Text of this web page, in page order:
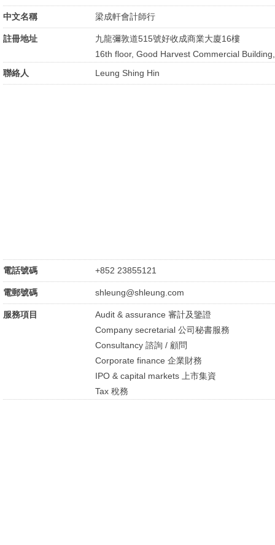
中文名稱 梁成軒會計師行
註冊地址
九龍彌敦道515號好收成商業大廈16樓
16th floor, Good Harvest Commercial
聯絡人
Leung Shing Hin
電話號碼 +852 23855121
電郵號碼 shleung@shleung.com
服務項目
Audit & assurance 審計及鑒證
Company secretarial 公司秘書服務
Consultancy 諮詢 / 顧問
Corporate finance 企業財務
IPO & capital markets 上市集資
Tax 稅務